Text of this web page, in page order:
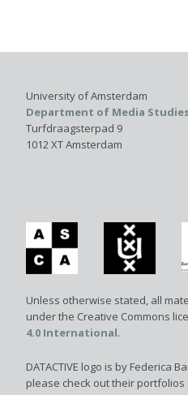
University of Amsterdam
Department of Media
Turfdraagsterpad 9
1012 XT Amsterdam
Unless otherwise stated, all
under the Creative Commons
4.0 International.
DATACTIVE logo is by Federica
please check out their portfolios